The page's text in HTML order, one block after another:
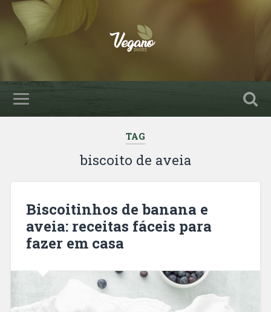
TAG
biscoito de aveia
Biscoitinhos de banana e
aveia: receitas fáceis para
fazer em casa